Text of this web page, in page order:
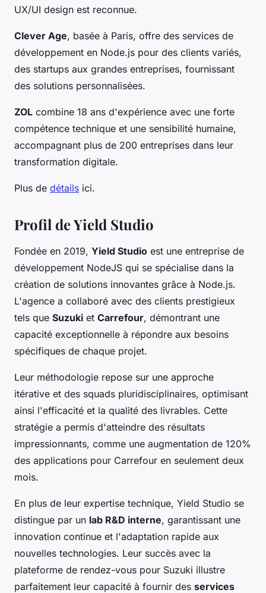
UX/UI design est reconnue.
Clever Age, basée à Paris, offre des services de
développement en Node.js pour des clients variés,
des startups aux grandes entreprises, fournissant
des solutions personnalisées.
ZOL combine 18 ans d'expérience avec une forte
compétence technique et une sensibilité humaine,
accompagnant plus de 200 entreprises dans leur
transformation digitale.
Plus de détails ici.
Profil de Yield Studio
Fondée en 2019, Yield Studio est une entreprise de
développement NodeJS qui se spécialise dans la
création de solutions innovantes grâce à Node.js.
L'agence a collaboré avec des clients prestigieux
tels que Suzuki et Carrefour, démontrant une
capacité exceptionnelle à répondre aux besoins
spécifiques de chaque projet.
Leur méthodologie repose sur une approche
itérative et des squads pluridisciplinaires, optimisant
ainsi l'efficacité et la qualité des livrables. Cette
stratégie a permis d'atteindre des résultats
impressionnants, comme une augmentation de 120%
des applications pour Carrefour en seulement deux
mois.
En plus de leur expertise technique, Yield Studio se
distingue par un lab R&D interne, garantissant une
innovation continue et l'adaptation rapide aux
nouvelles technologies. Leur succès avec la
plateforme de rendez-vous pour Suzuki illustre
parfaitement leur capacité à fournir des services